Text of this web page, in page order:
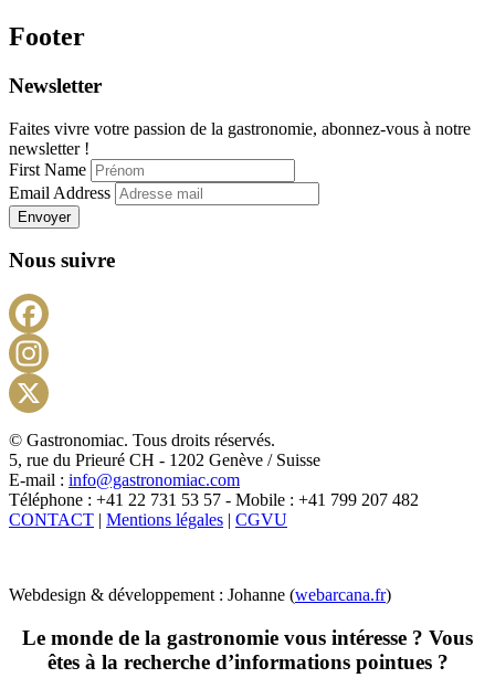
Footer
Newsletter
Faites vivre votre passion de la gastronomie, abonnez-vous à notre
newsletter !
First Name
Email Address
Envoyer
Nous suivre
X
© Gastronomiac. Tous droits réservés.
5, rue du Prieuré CH - 1202 Genève / Suisse
E-mail : info@gastronomiac.com
Téléphone : +41 22 731 53 57 - Mobile : +41 799 207 482
CONTACT | Mentions légales | CGVU
Webdesign & développement : Johanne (webarcana.fr)
Le monde de la gastronomie vous intéresse ? Vous
êtes à la recherche d’informations pointues ?